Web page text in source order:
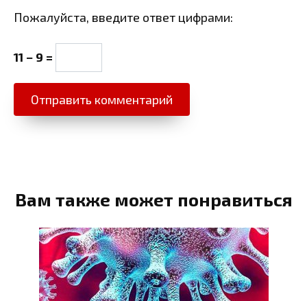
Пожалуйста, введите ответ цифрами:
11 − 9 =
Вам также может понравиться